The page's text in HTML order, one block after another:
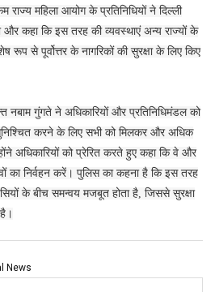
राज्य महिला आयोग के प्रतिनिधियों ने दिल्ली
और कहा कि इस तरह की व्यवस्थाएं अन्य राज्यों के
रूप से पूर्वोत्तर के नागरिकों की सुरक्षा के लिए किए
गुंगते ने अधिकारियों और प्रतिनिधिमंडल को
करने के लिए सभी को मिलकर और अधिक
अधिकारियों को प्रेरित करते हुए कहा कि वे और
का निर्वहन करें। पुलिस का कहना है कि इस तरह
के बीच समन्वय मजबूत होता है, जिससे सुरक्षा
News